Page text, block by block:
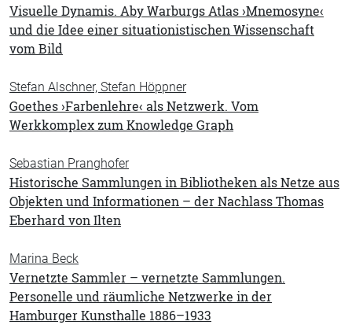
Visuelle Dynamis. Aby Warburgs Atlas ›Mnemosyne‹
und die Idee einer situationistischen Wissenschaft
vom Bild
Stefan Alschner, Stefan Höppner
Goethes ›Farbenlehre‹ als Netzwerk. Vom
Werkkomplex zum Knowledge Graph
Sebastian Pranghofer
Historische Sammlungen in Bibliotheken als Netze aus
Objekten und Informationen – der Nachlass Thomas
Eberhard von Ilten
Marina Beck
Vernetzte Sammler – vernetzte Sammlungen.
Personelle und räumliche Netzwerke in der
Hamburger Kunsthalle 1886–1933